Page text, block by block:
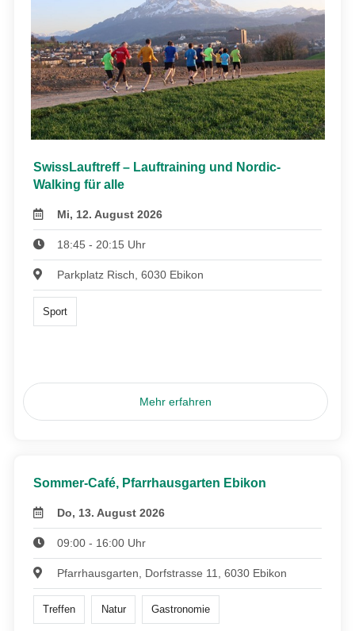
SwissLauftreff – Lauftraining und Nordic-
Walking für alle
Mi, 12. August 2026
18:45 - 20:15 Uhr
Parkplatz Risch, 6030 Ebikon
Sport
Mehr erfahren
Sommer-Café, Pfarrhausgarten Ebikon
Do, 13. August 2026
09:00 - 16:00 Uhr
Pfarrhausgarten, Dorfstrasse 11, 6030 Ebikon
Treffen Natur Gastronomie